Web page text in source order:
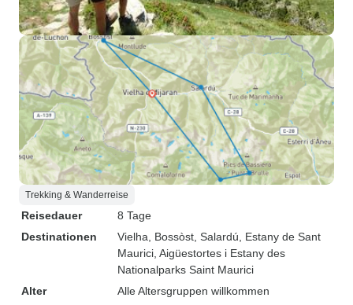
Trekking & Wanderreise
Reisedauer
8 Tage
Destinationen
Vielha , Bossòst , Salardú , Estany de Sant
Maurici , Aigüestortes i Estany des
Nationalparks Saint Maurici
Alter
Alle Altersgruppen willkommen